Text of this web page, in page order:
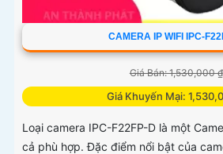
CAMERA IP WIFI IPC-
Giá Bán: 1,530,000 ₫
Giá Khuyến Mại:
Loại camera IPC-F22FP-D là một
cả phù hợp. Đặc điểm nổi bật của